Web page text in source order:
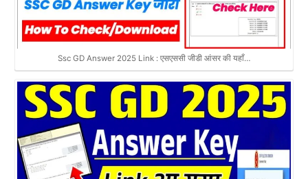
k
p
m
Ssc GD Answer 2025 Link : एसएससी जीडी आंसर की यहाँ…